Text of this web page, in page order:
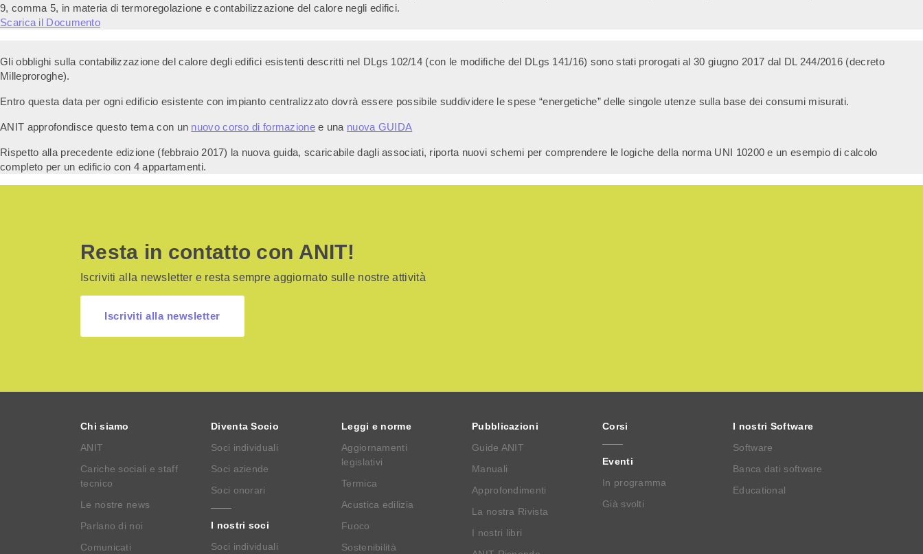
9, comma 5, in materia di termoregolazione e contabilizzazione del calore negli edifici.
Scarica il Documento
Gli obblighi sulla contabilizzazione del calore degli edifici esistenti descritti nel DLgs 102/14 (con le modifiche del DLgs 141/16) sono stati prorogati al 30 giugno 2017 dal DL 244/2016 (decreto
Milleproroghe).
Entro questa data per ogni edificio esistente con impianto centralizzato dovrà essere possibile suddividere le spese “energetiche” delle singole utenze sulla base dei consumi misurati.
ANIT approfondisce questo tema con un nuovo corso di formazionee una nuova GUIDA
Rispetto alla precedente edizione (febbraio 2017) la nuova guida, scaricabile dagli associati, riporta nuovi schemi per comprendere le logiche della norma UNI 10200 e un esempio di calcolo
completo per un edificio con 4 appartamenti.
Resta in contatto con ANIT!
Iscriviti alla newsletter e resta sempre aggiornato sulle nostre attività
Iscriviti alla newsletter
Chi siamo
ANIT
Cariche sociali e staff
tecnico
Le nostre news
Parlano di noi
Comunicati
Diventa Socio
Soci individuali
Soci aziende
Soci onorari
I nostri soci
Soci individuali
Leggi e norme
Aggiornamenti
legislativi
Termica
Acustica edilizia
Fuoco
Sostenibilità
Pubblicazioni
Guide ANIT
Manuali
Approfondimenti
La nostra Rivista
I nostri libri
Corsi
Eventi
In programma
Già svolti
I nostri Software
Software
Banca dati software
Educational